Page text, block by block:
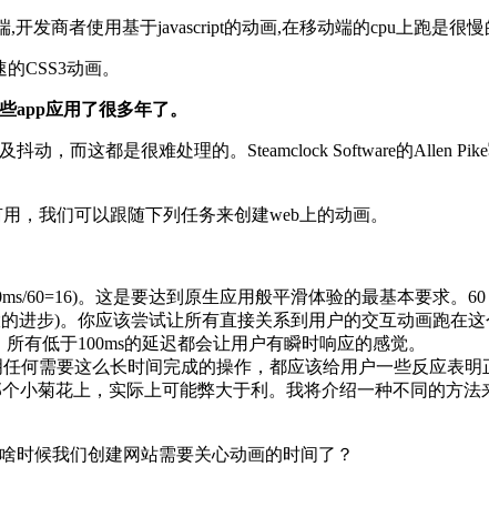
发商者使用基于javascript的动画,在移动端的cpu上跑是很慢
CSS3动画。
app应用了很多年了。
动，而这都是很难处理的。Steamclock Software的Allen
，我们可以跟随下列任务来创建web上的动画。
60=16)。这是要达到原生应用般平滑体验的最基本要求。
进步)。你应该尝试让所有直接关系到用户的交互动画跑在这
有低于100ms的延迟都会让用户有瞬时响应的感觉。
何需要这么长时间完成的操作，都应该给用户一些反应表
小菊花上，实际上可能弊大于利。我将介绍一种不同的方法
时候我们创建网站需要关心动画的时间了？